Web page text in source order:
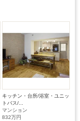
キッチン・台所/浴室・ユニッ
トバス/...
マンション
832万円